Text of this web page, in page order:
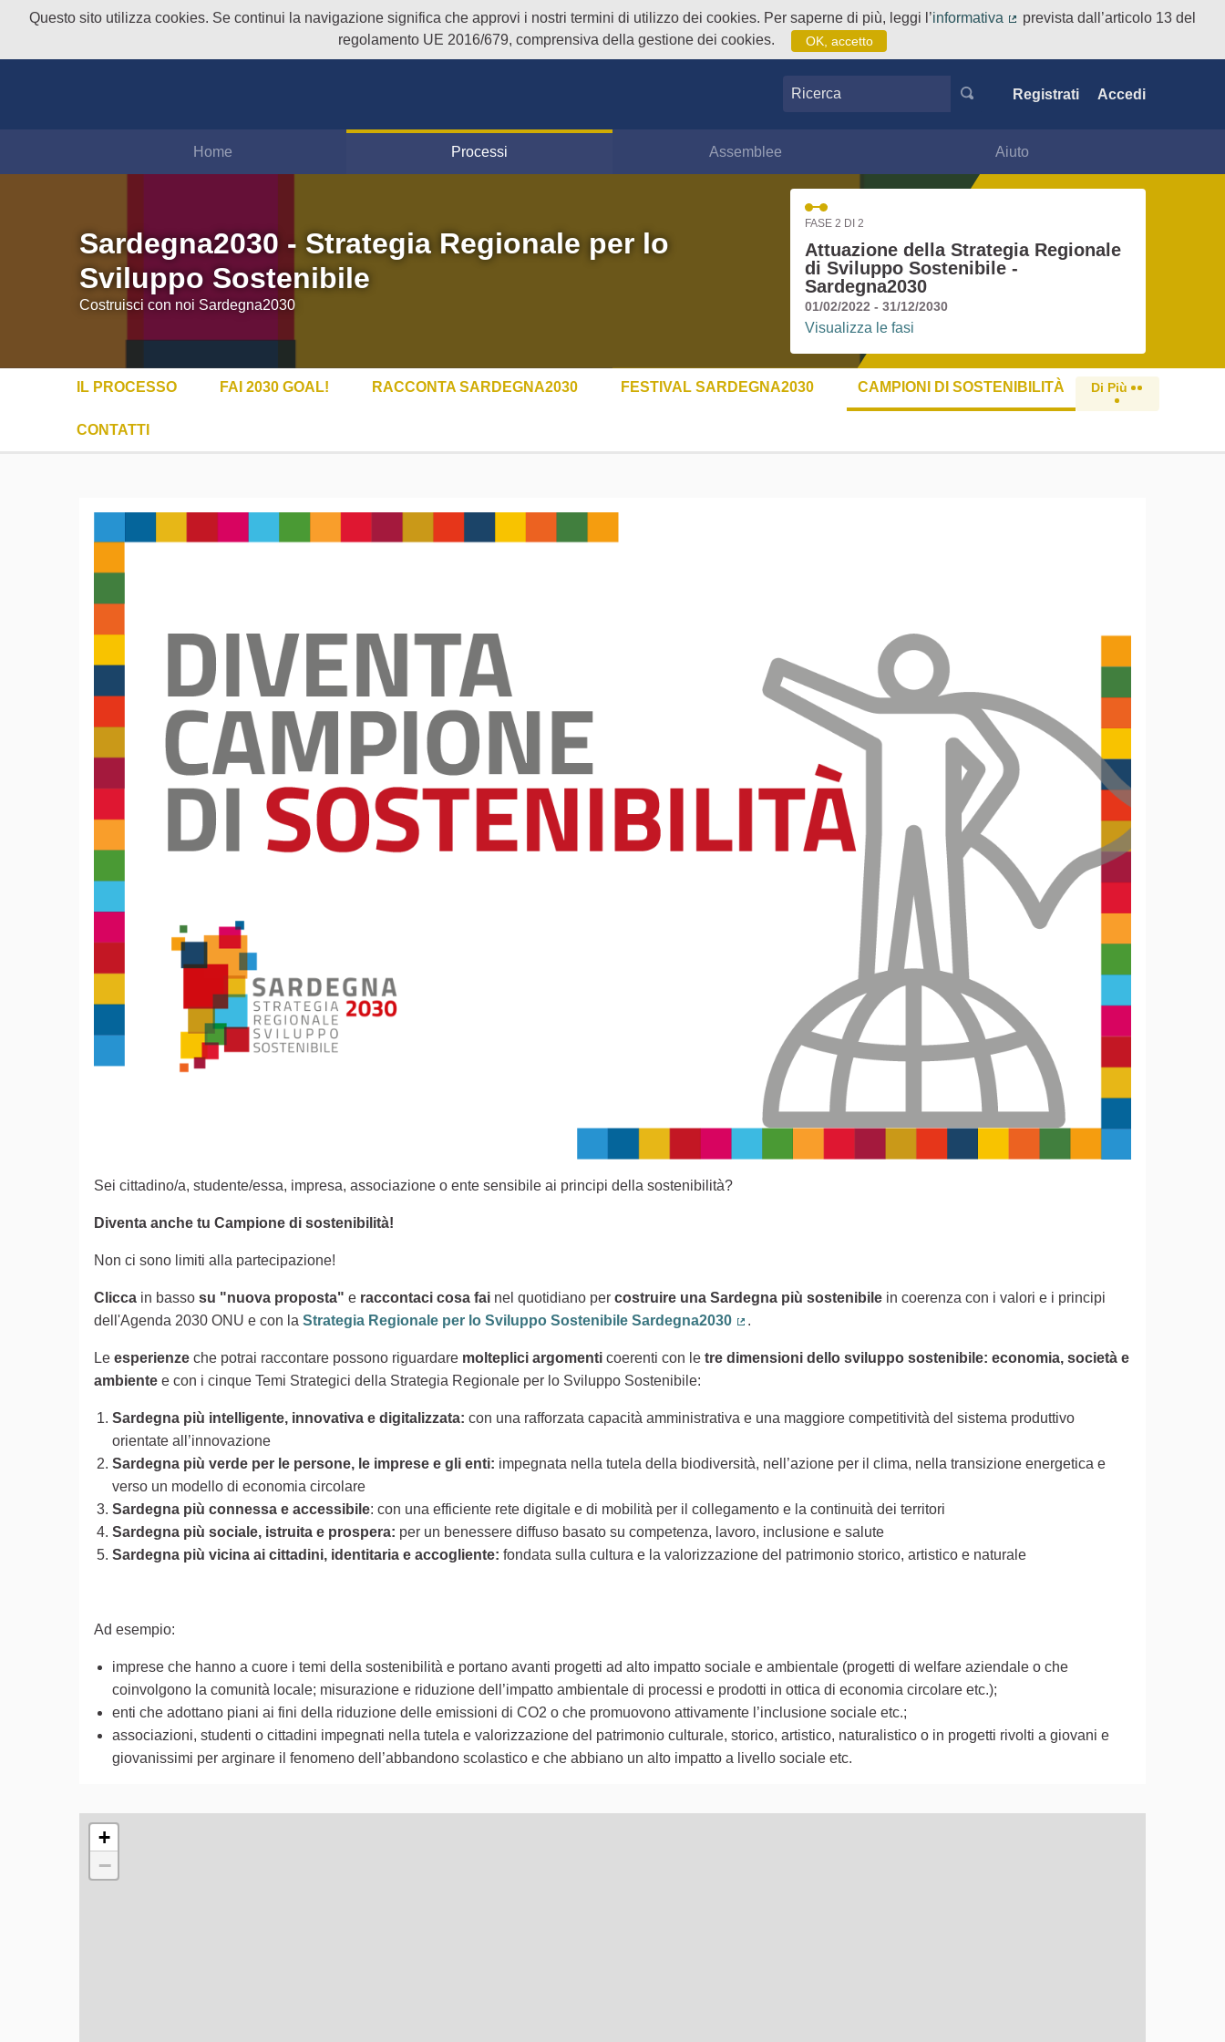
Questo sito utilizza cookies. Se continui la navigazione significa che approvi i nostri termini di utilizzo dei cookies. Per saperne di più, leggi l’informativa
prevista dall’articolo 13 del
regolamento UE 2016/679, comprensiva della gestione dei cookies.
OK, accetto
Ricerca Registrati Accedi
Home Processi Assemblee Aiuto
Sardegna2030 - Strategia Regionale per lo
Sviluppo Sostenibile
Costruisci con noi Sardegna2030
FASE 2 DI 2
Attuazione della Strategia Regionale
di Sviluppo Sostenibile -
Sardegna2030
01/02/2022 - 31/12/2030
Visualizza le fasi
IL PROCESSO FAI 2030 GOAL! RACCONTA SARDEGNA2030 FESTIVAL SARDEGNA2030 CAMPIONI DI SOSTENIBILITÀ
CONTATTI
Di Più
Sei cittadino/a, studente/essa, impresa, associazione o ente sensibile ai principi della sostenibilità?
Diventa anche tu Campione di sostenibilità!
Non ci sono limiti alla partecipazione!
Clicca in basso su "nuova proposta" e raccontaci cosa fai nel quotidiano per costruire una Sardegna più sostenibile in coerenza con i valori e i principi
dell'Agenda 2030 ONU e con la Strategia Regionale per lo Sviluppo Sostenibile Sardegna2030
.
Le esperienze che potrai raccontare possono riguardare molteplici argomenti coerenti con le tre dimensioni dello sviluppo sostenibile: economia, società e
ambiente e con i cinque Temi Strategici della Strategia Regionale per lo Sviluppo Sostenibile:
Sardegna più intelligente, innovativa e digitalizzata: con una rafforzata capacità amministrativa e una maggiore competitività del sistema produttivo
orientate all’innovazione
Sardegna più verde per le persone, le imprese e gli enti: impegnata nella tutela della biodiversità, nell’azione per il clima, nella transizione energetica e
verso un modello di economia circolare
Sardegna più connessa e accessibile: con una efficiente rete digitale e di mobilità per il collegamento e la continuità dei territori
Sardegna più sociale, istruita e prospera: per un benessere diffuso basato su competenza, lavoro, inclusione e salute
Sardegna più vicina ai cittadini, identitaria e accogliente: fondata sulla cultura e la valorizzazione del patrimonio storico, artistico e naturale
Ad esempio:
imprese che hanno a cuore i temi della sostenibilità e portano avanti progetti ad alto impatto sociale e ambientale (progetti di welfare aziendale o che
coinvolgono la comunità locale; misurazione e riduzione dell’impatto ambientale di processi e prodotti in ottica di economia circolare etc.);
enti che adottano piani ai fini della riduzione delle emissioni di CO2 o che promuovono attivamente l’inclusione sociale etc.;
associazioni, studenti o cittadini impegnati nella tutela e valorizzazione del patrimonio culturale, storico, artistico, naturalistico o in progetti rivolti a giovani e
giovanissimi per arginare il fenomeno dell’abbandono scolastico e che abbiano un alto impatto a livello sociale etc.
L'elemento seguente è una mappa che presenta gli elementi di questa pagina come punti della mappa. L'elemento può essere utilizzato con un lettore di schermo, ma può
+
−